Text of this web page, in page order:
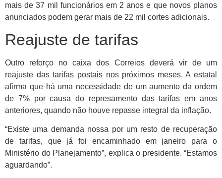
mais de 37 mil funcionários em 2 anos e que novos planos
anunciados podem gerar mais de 22 mil cortes adicionais.
Reajuste de tarifas
Outro reforço no caixa dos Correios deverá vir de um
reajuste das tarifas postais nos próximos meses. A estatal
afirma que há uma necessidade de um aumento da ordem
de 7% por causa do represamento das tarifas em anos
anteriores, quando não houve repasse integral da inflação.
“Existe uma demanda nossa por um resto de recuperação
de tarifas, que já foi encaminhado em janeiro para o
Ministério do Planejamento”, explica o presidente. “Estamos
aguardando”.